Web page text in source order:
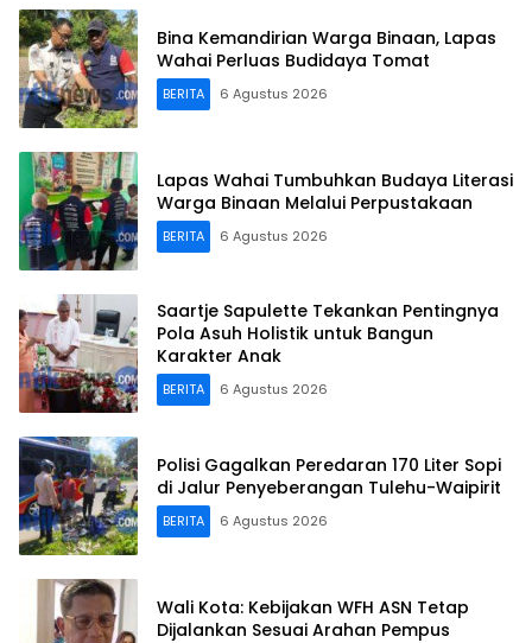
Bina Kemandirian Warga Binaan, Lapas
Wahai Perluas Budidaya Tomat
BERITA 6 Agustus 2026
Lapas Wahai Tumbuhkan Budaya Literasi
Warga Binaan Melalui Perpustakaan
BERITA 6 Agustus 2026
Saartje Sapulette Tekankan Pentingnya
Pola Asuh Holistik untuk Bangun
Karakter Anak
BERITA 6 Agustus 2026
Polisi Gagalkan Peredaran 170 Liter Sopi
di Jalur Penyeberangan Tulehu-Waipirit
BERITA 6 Agustus 2026
Wali Kota: Kebijakan WFH ASN Tetap
Dijalankan Sesuai Arahan Pempus